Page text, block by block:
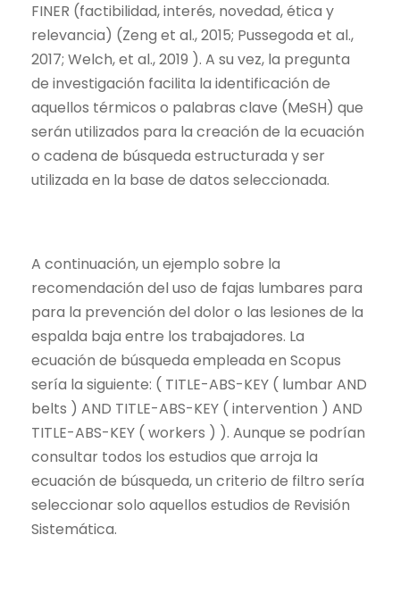
FINER (factibilidad, interés, novedad, ética y
relevancia) (Zeng et al., 2015; Pussegoda et al.,
2017; Welch, et al., 2019 ). A su vez, la pregunta
de investigación facilita la identificación de
aquellos térmicos o palabras clave (MeSH) que
serán utilizados para la creación de la ecuación
o cadena de búsqueda estructurada y ser
utilizada en la base de datos seleccionada.
A continuación, un ejemplo sobre la
recomendación del uso de fajas lumbares para
para la prevención del dolor o las lesiones de la
espalda baja entre los trabajadores. La
ecuación de búsqueda empleada en Scopus
sería la siguiente: ( TITLE-ABS-KEY ( lumbar AND
belts ) AND TITLE-ABS-KEY ( intervention ) AND
TITLE-ABS-KEY ( workers ) ). Aunque se podrían
consultar todos los estudios que arroja la
ecuación de búsqueda, un criterio de filtro sería
seleccionar solo aquellos estudios de Revisión
Sistemática.